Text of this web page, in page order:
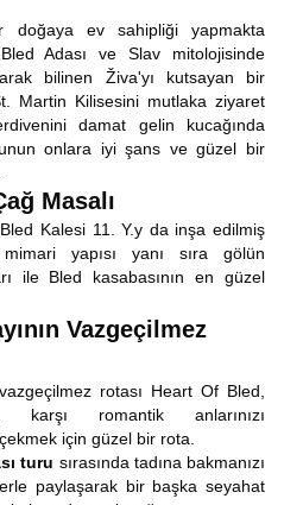
doğaya ev sahipliği yapmakta
Adası ve Slav mitolojisinde
bilinen Živa'yı kutsayan bir
Martin Kilisesini mutlaka ziyaret
damat gelin kucağında
onlara iyi şans ve güzel bir
Masalı
Kalesi 11. Y.y da inşa edilmiş
yapısı yanı sıra gölün
ile Bled kasabasının en güzel
Vazgeçilmez
rotası Heart Of Bled,
karşı romantik anlarınızı
için güzel bir rota.
turu sırasında tadına bakmanızı
paylaşarak bir başka seyahat